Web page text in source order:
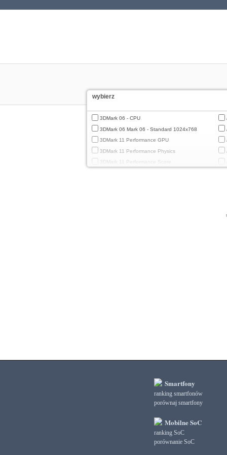
wybierz
3DMark 06 - CPU
3DMark 06 Mark 06 - Standard 1024x768
3DMark 11 Performance GPU
3DMark 11 Performance Physics
3DMark 11 Performance Score
3DMark Wild Life Extreme UnlimitedSmartfony
ranking smartfonów
porównaj smartfony
Mobilne SoC
ranking SoC
porównanie SoC